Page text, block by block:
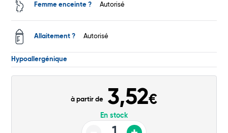
Femme enceinte ? Autorisé
Allaitement ? Autorisé
Hypoallergénique
à partir de 3,52€
En stock